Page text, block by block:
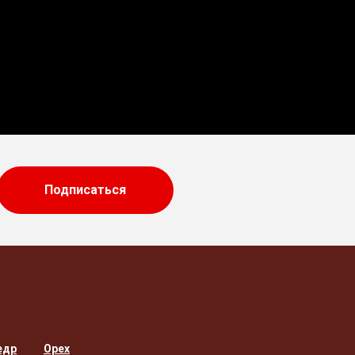
Подписаться
Орех